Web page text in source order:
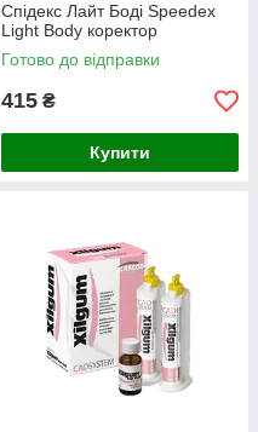
Спідекс Лайт Боді Speedex
Light Body коректор
Готово до відправки
415 ₴
Купити